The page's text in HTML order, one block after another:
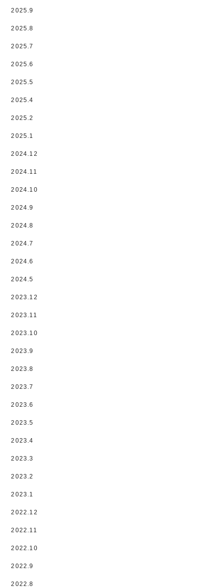
2025.9
2025.8
2025.7
2025.6
2025.5
2025.4
2025.2
2025.1
2024.12
2024.11
2024.10
2024.9
2024.8
2024.7
2024.6
2024.5
2023.12
2023.11
2023.10
2023.9
2023.8
2023.7
2023.6
2023.5
2023.4
2023.3
2023.2
2023.1
2022.12
2022.11
2022.10
2022.9
2022.8